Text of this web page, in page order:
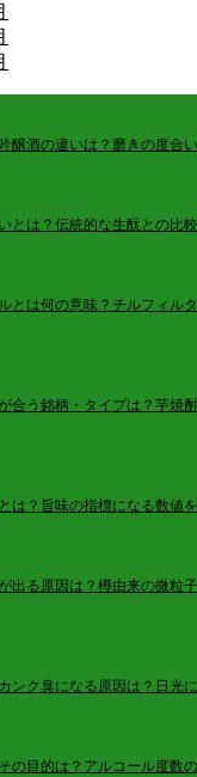
醸酒の違いは？磨きの度合
とは？伝統的な生酛との比
とは何の意味？チルフィル
合う銘柄・タイプは？芋焼
は？旨味の指標になる数値
出る原因は？樽由来の微粒
ンク臭になる原因は？日光
の目的は？アルコール度数